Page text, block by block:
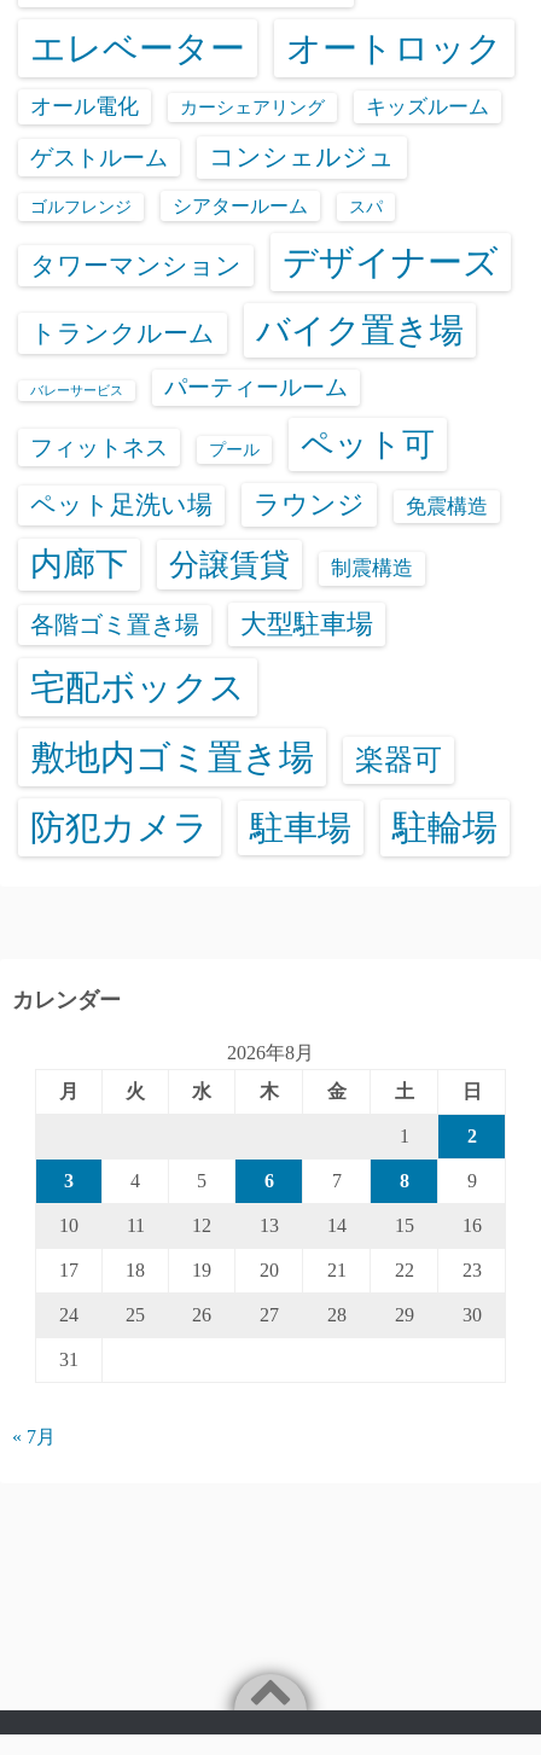
エレベーター オートロック
オール電化 カーシェアリング キッズルーム
ゲストルーム コンシェルジュ
ゴルフレンジ シアタールーム スパ
タワーマンション デザイナーズ
トランクルーム バイク置き場
バレーサービス パーティールーム
フィットネス プール ペット可
ペット足洗い場 ラウンジ 免震構造
内廊下 分譲賃貸 制震構造
各階ゴミ置き場 大型駐車場
宅配ボックス
敷地内ゴミ置き場
楽器可
防犯カメラ 駐車場 駐輪場
カレンダー
2026年8月
月
火 水 木 金 土 日
1 2
3 4 5 6 7 8 9
10 11 12 13 14 15 16
17 18 19 20 21 22 23
24 25 26 27 28 29 30
31
« 7月